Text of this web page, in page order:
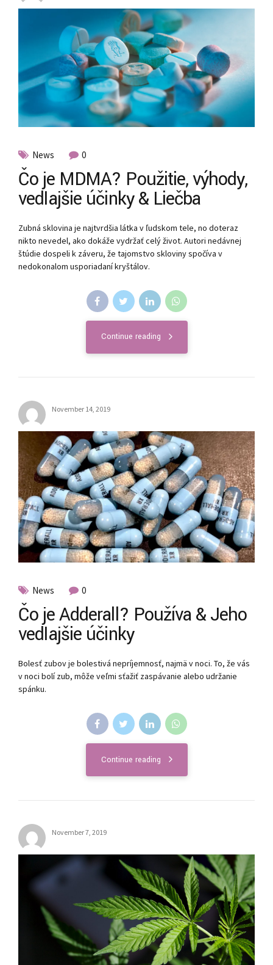
News 0
Čo je MDMA? Použitie, výhody,
vedľajšie účinky & Liečba
Zubná sklovina je najtvrdšia látka v ľudskom tele, no doteraz
nikto nevedel, ako dokáže vydržať celý život. Autori nedávnej
štúdie dospeli k záveru, že tajomstvo skloviny spočíva v
nedokonalom usporiadaní kryštálov.
Continue reading
November 14, 2019
News 0
Čo je Adderall? Používa & Jeho
vedľajšie účinky
Bolesť zubov je bolestivá nepríjemnosť, najmä v noci. To, že vás
v noci bolí zub, môže veľmi sťažiť zaspávanie alebo udržanie
spánku.
Continue reading
November 7, 2019